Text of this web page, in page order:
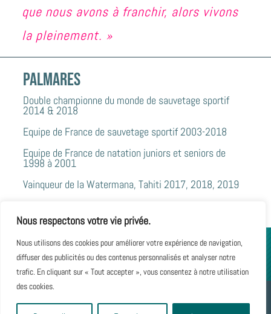
Nous respectons votre vie privée.
Nous utilisons des cookies pour améliorer votre expérience de navigation,
diffuser des publicités ou des contenus personnalisés et analyser notre
trafic. En cliquant sur « Tout accepter », vous consentez à notre utilisation
des cookies.
que nous avons à franchir, alors vivons
la pleinement. »
PALMARES
Double championne du monde de sauvetage sportif
2014 & 2018
Equipe de France de sauvetage sportif 2003-2018
Equipe de France de natation juniors et seniors de
1998 à 2001
Vainqueur de la Watermana, Tahiti 2017, 2018, 2019